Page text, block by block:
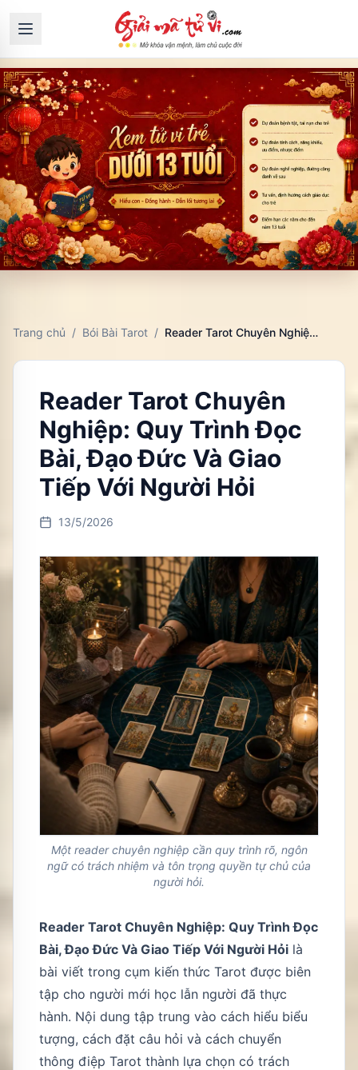
Trang chủ / Bói Bài Tarot / Reader Tarot Chuyên Nghiệp: Quy Trình Đọc Bài, Đạo Đức Và Giao Tiếp Với Người Hỏi
Reader Tarot Chuyên
Nghiệp: Quy Trình Đọc
Bài, Đạo Đức Và Giao
Tiếp Với Người Hỏi
13/5/2026
Một reader chuyên nghiệp cần quy trình rõ, ngôn
ngữ có trách nhiệm và tôn trọng quyền tự chủ của
người hỏi.
Reader Tarot Chuyên Nghiệp: Quy Trình Đọc
Bài, Đạo Đức Và Giao Tiếp Với Người Hỏi là
bài viết trong cụm kiến thức Tarot được biên
tập cho người mới học lẫn người đã thực
hành. Nội dung tập trung vào cách hiểu biểu
tượng, cách đặt câu hỏi và cách chuyển
thông điệp Tarot thành lựa chọn có trách